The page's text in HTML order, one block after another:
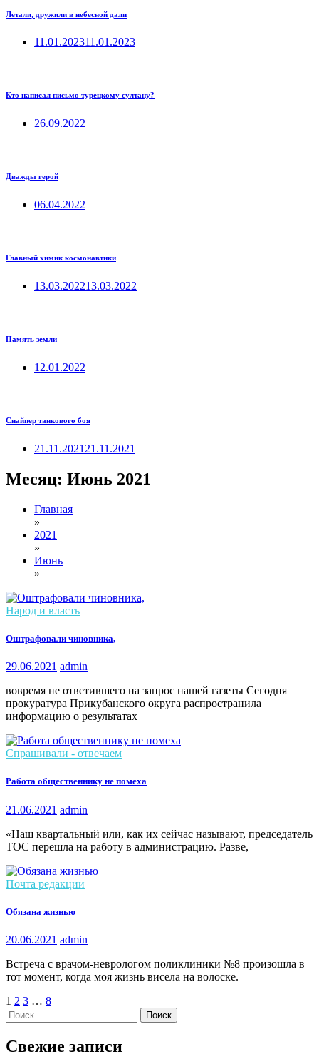
Летали, дружили в небесной дали
11.01.202311.01.2023
Кто написал письмо турецкому султану?
26.09.2022
Дважды герой
06.04.2022
Главный химик космонавтики
13.03.202213.03.2022
Память земли
12.01.2022
Снайпер танкового боя
21.11.2021 21.11.2021
Месяц: Июнь 2021
Главная
»
2021
»
Июнь
»
Народ и власть
Оштрафовали чиновника,
29.06.2021 admin
вовремя не ответившего на запрос нашей газеты Сегодня
прокуратура Прикубанского округа распространила
информацию о результатах
Спрашивали - отвечаем
Работа общественнику не помеха
21.06.2021 admin
«Наш квартальный или, как их сейчас называют, председатель
ТОС перешла на работу в администрацию. Разве,
Почта редакции
Обязана жизнью
20.06.2021 admin
Встреча с врачом-неврологом поликлиники №8 произошла в
тот момент, когда моя жизнь висела на волоске.
1 2 3 … 8
Найти:
Свежие записи